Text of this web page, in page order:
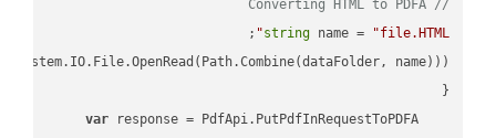
// Converting HTML to PDFA
string name = "file.HTML"
;
var